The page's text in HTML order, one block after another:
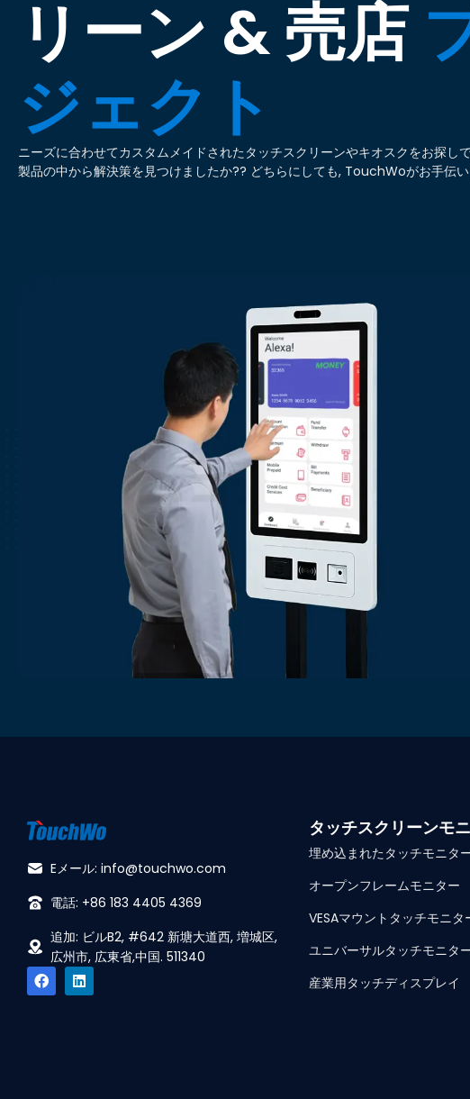
リーン & 売店
ジェクト
ニーズに合わせてカスタムメイドされたタッチスクリーンやキオスクをお探し
製品の中から解決策を見つけましたか?? どちらにしても, TouchWoがお手伝
Eメール: info@touchwo.com
電話: +86 183 4405 4369
追加: ビルB2, #642 新塘大道西, 増城区,
広州市, 広東省,中国. 511340
タッチスクリーンモ
埋め込まれたタッチモニタ
オープンフレームモニター
VESAマウントタッチモニタ
ユニバーサルタッチモニタ
産業用タッチディスプレイ